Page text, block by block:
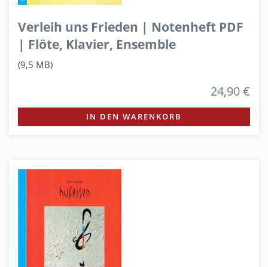
Verleih uns Frieden | Notenheft PDF
| Flöte, Klavier, Ensemble
(9,5 MB)
24,90 €
IN DEN WARENKORB